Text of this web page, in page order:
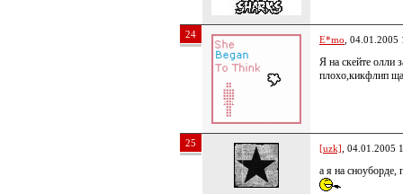
24 E*mo , 04.01.2005
Я на скейте олли
плохо,кикфлип
25 [uzk] , 04.01.2005
а я на сноуборде,